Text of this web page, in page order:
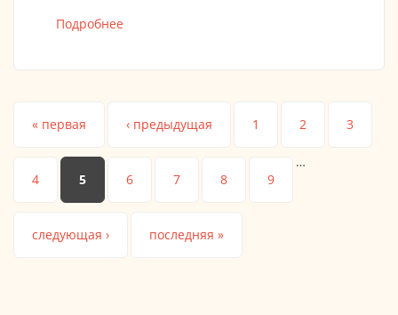
Подробнее
Страницы
« первая ‹ предыдущая 1 2 3
4 5 6 7 8 9
…
следующая › последняя »